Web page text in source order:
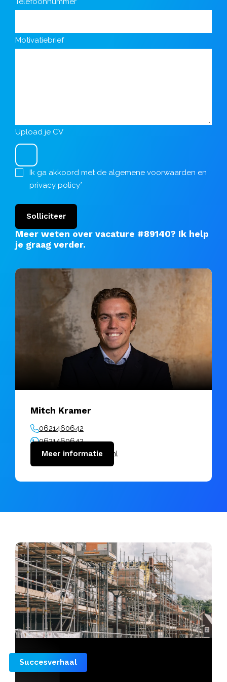
Motivatiebrief
Upload je CV
Ik ga akkoord met de algemene voorwaarden en
privacy policy*
Solliciteer
Meer weten over vacature #89140? Ik help
je graag verder.
Mitch Kramer
0621460642
0621460642
mitch@vanuitkracht.nl
Meer informatie
Succesverhaal